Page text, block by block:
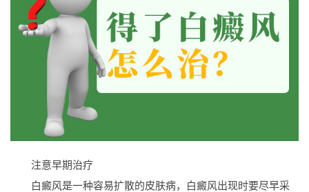
注意早期治疗
白癜风是一种容易扩散的皮肤病，白癜风出现时要尽早采